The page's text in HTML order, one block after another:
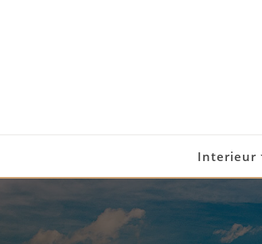
Interieur